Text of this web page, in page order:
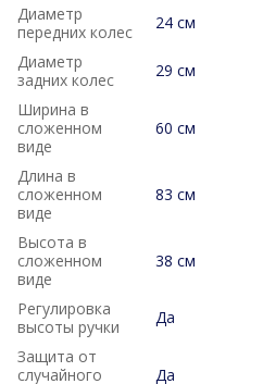
Диаметр
передних колес
24 см
Диаметр
задних колес
29 см
Ширина в
сложенном
виде
60 см
Длина в
сложенном
виде
83 см
Высота в
сложенном
виде
38 см
Регулировка
высоты ручки
Да
Защита от
случайного
Да